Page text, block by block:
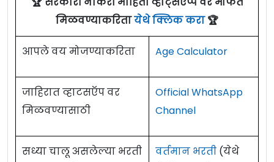
मिळवण्याकरितायेथे क्लिक करा🏆
आपले वय मोजण्याकरिता Age Calculator
जाहिरात व्हाटसऍप वर
मिळवण्यासाठी
Official WhatsApp
Channel
सध्या चालू असलेल्या भरती
वर्तमान भरती (येथे